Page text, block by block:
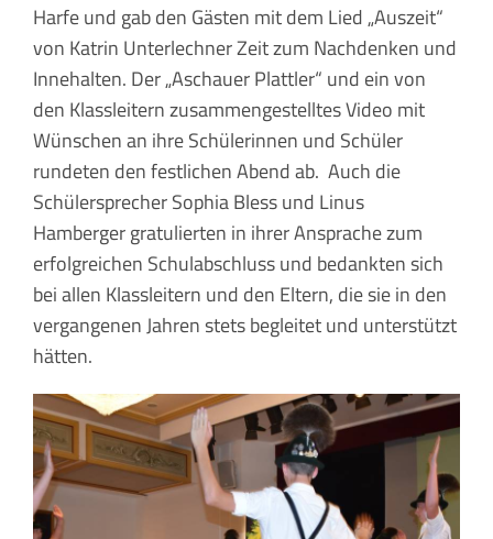
Harfe und gab den Gästen mit dem Lied „Auszeit“
von Katrin Unterlechner Zeit zum Nachdenken und
Innehalten. Der „Aschauer Plattler“ und ein von
den Klassleitern zusammengestelltes Video mit
Wünschen an ihre Schülerinnen und Schüler
rundeten den festlichen Abend ab. Auch die
Schülersprecher Sophia Bless und Linus
Hamberger gratulierten in ihrer Ansprache zum
erfolgreichen Schulabschluss und bedankten sich
bei allen Klassleitern und den Eltern, die sie in den
vergangenen Jahren stets begleitet und unterstützt
hätten.